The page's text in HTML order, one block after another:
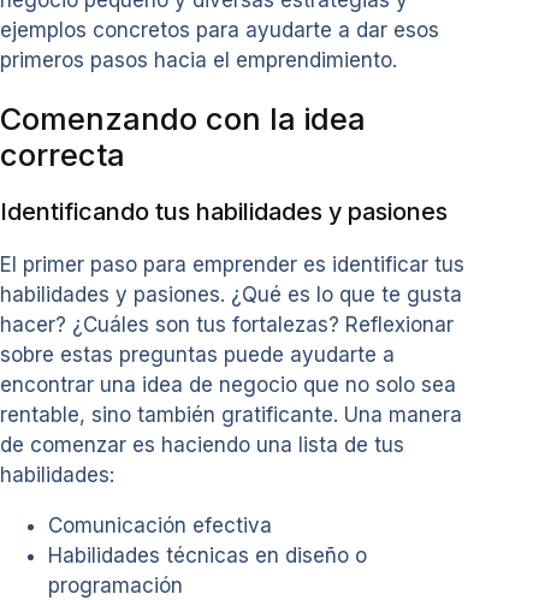
ejemplos concretos para ayudarte a dar esos
primeros pasos hacia el emprendimiento.
Comenzando con la idea
correcta
Identificando tus habilidades y pasiones
El primer paso para emprender es identificar tus
habilidades y pasiones. ¿Qué es lo que te gusta
hacer? ¿Cuáles son tus fortalezas? Reflexionar
sobre estas preguntas puede ayudarte a
encontrar una idea de negocio que no solo sea
rentable, sino también gratificante. Una manera
de comenzar es haciendo una lista de tus
habilidades:
Comunicación efectiva
Habilidades técnicas en diseño o
programación